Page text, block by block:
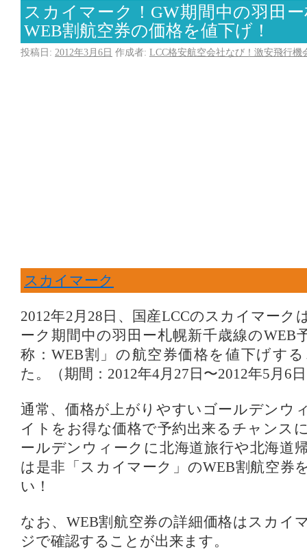
スカイマーク！GW期間中の羽田
WEB割航空券の価格を値下げ！
投稿日: 2012年3月6日 作成者: LCC格安航空会社なび！激安飛行機
スカイマーク
2012年2月28日、国産LCCのスカイマーク
ーク期間中の羽田ー札幌新千歳線のWEB
称：WEB割」の航空券価格を値下げす
た。（期間：2012年4月27日〜2012年5月6
通常、価格が上がりやすいゴールデンウ
イトをお得な価格で予約出来るチャンス
ールデンウィークに北海道旅行や北海道
は是非「スカイマーク」のWEB割航空券
い！
なお、WEB割航空券の詳細価格はスカイ
ジで確認することが出来ます。